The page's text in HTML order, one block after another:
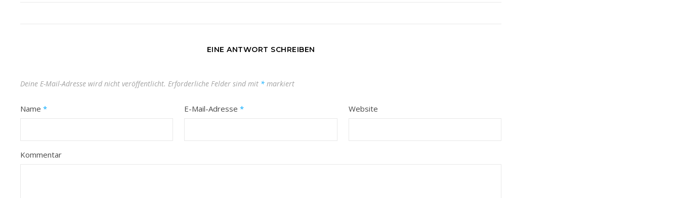
EINE ANTWORT SCHREIBEN
Deine E-Mail-Adresse wird nicht veröffentlicht. Erforderliche Felder sind mit * markiert
Name * E-Mail-Adresse* Website
Kommentar